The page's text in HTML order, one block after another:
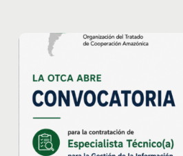
OTCA
para
Especialista
Técnico(a)
Gestión